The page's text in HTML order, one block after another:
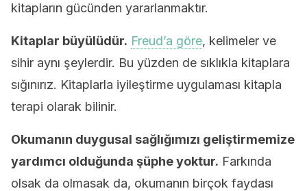
kitapların gücünden yararlanmaktır.
Kitaplar büyülüdür. Freud’a göre, kelimeler ve
sihir aynı şeylerdir. Bu yüzden de sıklıkla kitaplara
sığınırız. Kitaplarla iyileştirme uygulaması kitapla
terapi olarak bilinir.
Okumanın duygusal sağlığımızı geliştirmemize
yardımcı olduğunda şüphe yoktur. Farkında
olsak da olmasak da, okumanın birçok faydası